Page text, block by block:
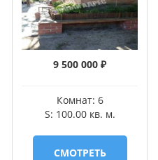
9 500 000 ₽
Комнат: 6
S: 100.00 кв. м.
СМОТРЕТЬ